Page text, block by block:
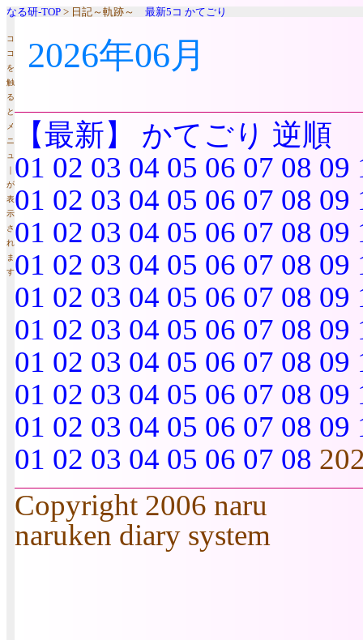
なる研-TOP > 日記～軌跡～ 最新5コ かてごり
コ
コ
を
触
る
と
メ
ニ
ュ
｜
が
表
示
さ
れ
ま
す
2026年06月
【最新】 かてごり 逆順
01 02 03 04 05 06 07 08 09
01 02 03 04 05 06 07 08 09
01 02 03 04 05 06 07 08 09
01 02 03 04 05 06 07 08 09
01 02 03 04 05 06 07 08 09
01 02 03 04 05 06 07 08 09
01 02 03 04 05 06 07 08 09
01 02 03 04 05 06 07 08 09
01 02 03 04 05 06 07 08 09
01 02 03 04 05 06 07 08
Copyright 2006 naru
naruken diary system